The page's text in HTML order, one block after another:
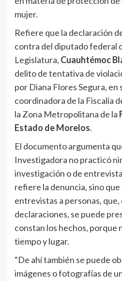
mujer.
Refiere que la declaración
contra del diputado federal
Legislatura, Cuauhtémoc
delito de tentativa de
por Diana Flores Segura, en
coordinadora de la Fiscalía
la Zona Metropolitana de la
Estado de Morelos.
El documento argumenta
Investigadora no practicó
investigación o de
refiere la denuncia, sino que
entrevistas a personas, que,
declaraciones, se puede
constan los hechos, porque
tiempo y lugar.
“De ahí también se puede
imágenes o fotografías de